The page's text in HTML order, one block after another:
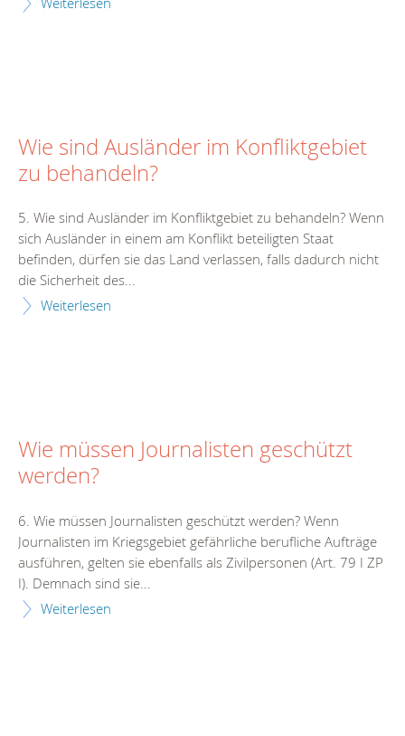
Wie sind Ausländer im Konfliktgebiet
zu behandeln?
5. Wie sind Ausländer im Konfliktgebiet zu behandeln? Wenn
sich Ausländer in einem am Konflikt beteiligten Staat
befinden, dürfen sie das Land verlassen, falls dadurch nicht
die Sicherheit des...
Weiterlesen
Wie müssen Journalisten geschützt
werden?
6. Wie müssen Journalisten geschützt werden? Wenn
Journalisten im Kriegsgebiet gefährliche berufliche Aufträge
ausführen, gelten sie ebenfalls als Zivilpersonen (Art. 79 I ZP
I). Demnach sind sie...
Weiterlesen